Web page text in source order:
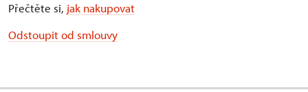
Přečtěte si, jak nakupovat
Odstoupit od smlouvy